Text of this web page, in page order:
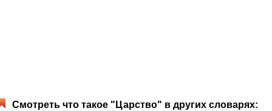
Смотреть что такое "Царство" в других словарях: